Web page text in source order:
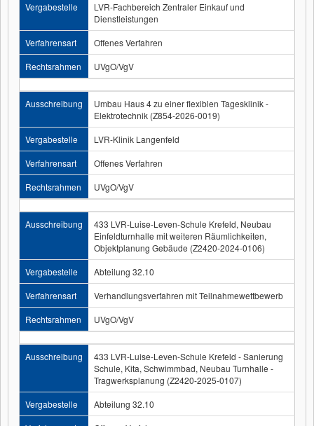
Vergabestelle
LVR-Fachbereich Zentraler Einkauf und
Dienstleistungen
Verfahrensart
Offenes Verfahren
Rechtsrahmen
UVgO/VgV
Ausschreibung
Umbau Haus 4 zu einer flexiblen Tagesklinik -
Elektrotechnik (Z854-2026-0019)
Vergabestelle
LVR-Klinik Langenfeld
Verfahrensart
Offenes Verfahren
Rechtsrahmen
UVgO/VgV
Ausschreibung
433 LVR-Luise-Leven-Schule Krefeld, Neubau
Einfeldturnhalle mit weiteren Räumlichkeiten,
Objektplanung Gebäude (Z2420-2024-0106)
Vergabestelle
Abteilung 32.10
Verfahrensart
Verhandlungsverfahren mit Teilnahmewettbewerb
Rechtsrahmen
UVgO/VgV
Ausschreibung
433 LVR-Luise-Leven-Schule Krefeld - Sanierung
Schule, Kita, Schwimmbad, Neubau Turnhalle -
Tragwerksplanung (Z2420-2025-0107)
Vergabestelle
Abteilung 32.10